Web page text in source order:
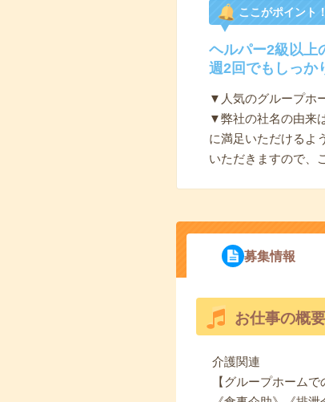
ここがポイント！
ヘルパー2級以上
週2回でもしっか
▼人気のグループホ
▼弊社の社名の由来
に満足いただけるよ
いただきますので、
募集情報
お仕事の概要
介護関連
【グループホームで